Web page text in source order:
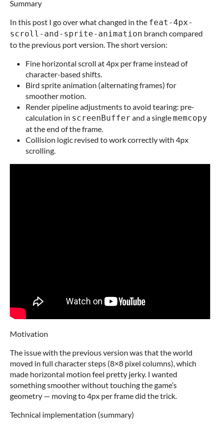
Summary
In this post I go over what changed in the feat-4px-
scroll-and-sprite-animation branch compared
to the previous port version. The short version:
Fine horizontal scroll at 4px per frame instead of
character-based shifts.
Bird sprite animation (alternating frames) for
smoother motion.
Render pipeline adjustments to avoid tearing: pre-
calculation in screenBuffer and a singlememcopy
at the end of the frame.
Collision logic revised to work correctly with 4px
scrolling.
Motivation
The issue with the previous version was that the world
moved in full character steps (8×8 pixel columns), which
made horizontal motion feel pretty jerky. I wanted
something smoother without touching the game’s
geometry — moving to 4px per frame did the trick.
Technical implementation (summary)